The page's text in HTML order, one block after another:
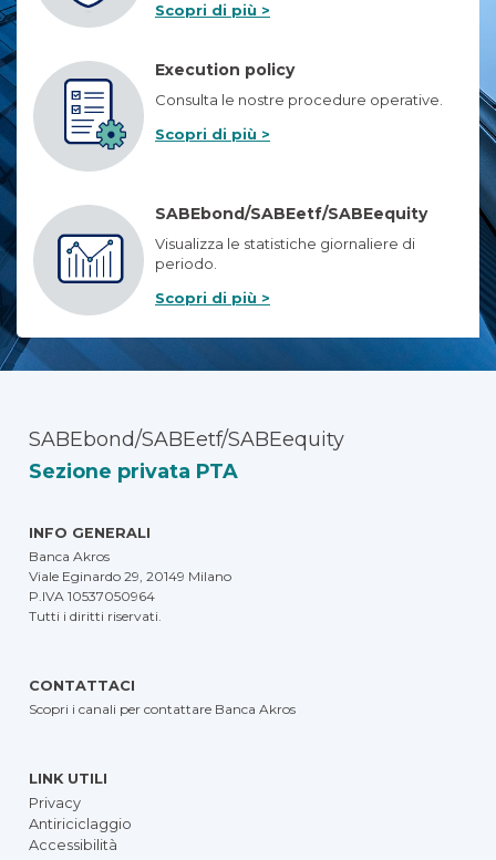
Scopri di più >
Execution policy
Consulta le nostre procedure operative.
Scopri di più >
SABEbond/SABEetf/SABEequity
Visualizza le statistiche giornaliere di
periodo.
Scopri di più >
SABEbond/SABEetf/SABEequity
Sezione privata PTA
INFO GENERALI
Banca Akros
Viale Eginardo 29, 20149 Milano
P.IVA 10537050964
Tutti i diritti riservati.
CONTATTACI
Scopri i canali per contattare Banca Akros
LINK UTILI
Privacy
Antiriciclaggio
Accessibilità